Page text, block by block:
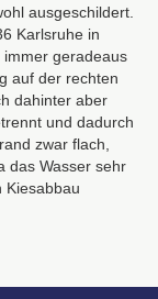
ausgeschildert.
Karlsruhe in
immer geradeaus
auf der rechten
dahinter aber
und dadurch
zwar flach,
das Wasser sehr
Kiesabbau